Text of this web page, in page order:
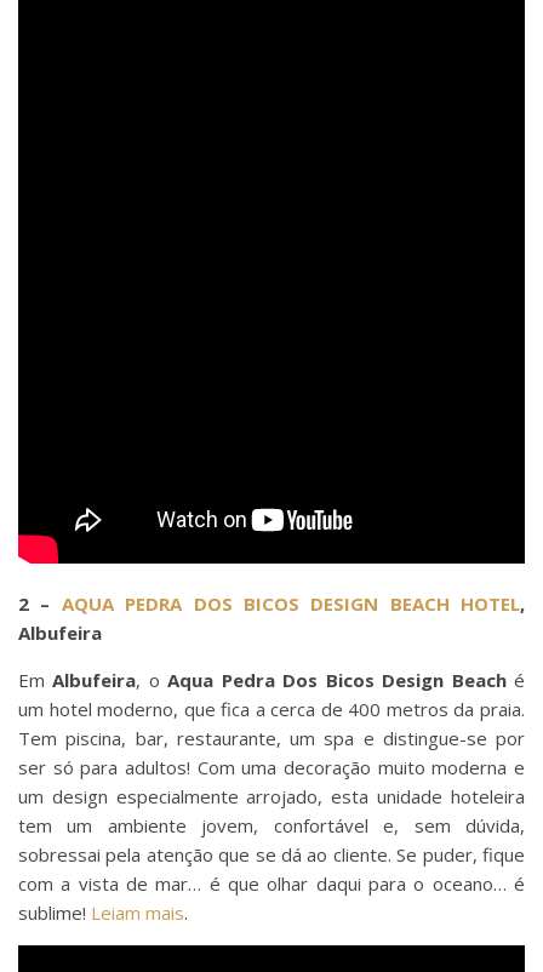
2 – AQUA PEDRA DOS BICOS DESIGN BEACH HOTEL,
Albufeira
EmAlbufeira, oAqua Pedra Dos Bicos Design Beaché
um hotel moderno, que fica a cerca de 400 metros da praia.
Tem piscina, bar, restaurante, um spa e distingue-se por
ser só para adultos! Com uma decoração muito moderna e
um design especialmente arrojado, esta unidade hoteleira
tem um ambiente jovem, confortável e, sem dúvida,
sobressai pela atenção que se dá ao cliente. Se puder, fique
com a vista de mar… é que olhar daqui para o oceano… é
sublime! Leiam mais.